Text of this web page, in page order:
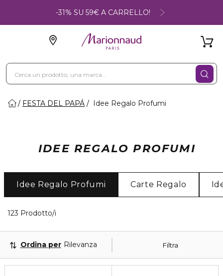
-31% SU 59€ A CARRELLO!
FESTA DEL PAPÁ Idee Regalo Profumi
IDEE REGALO PROFUMI
Idee Regalo Profumi Carte Regalo
123 Prodotto/i
Filtra
Ordina per Rilevanza